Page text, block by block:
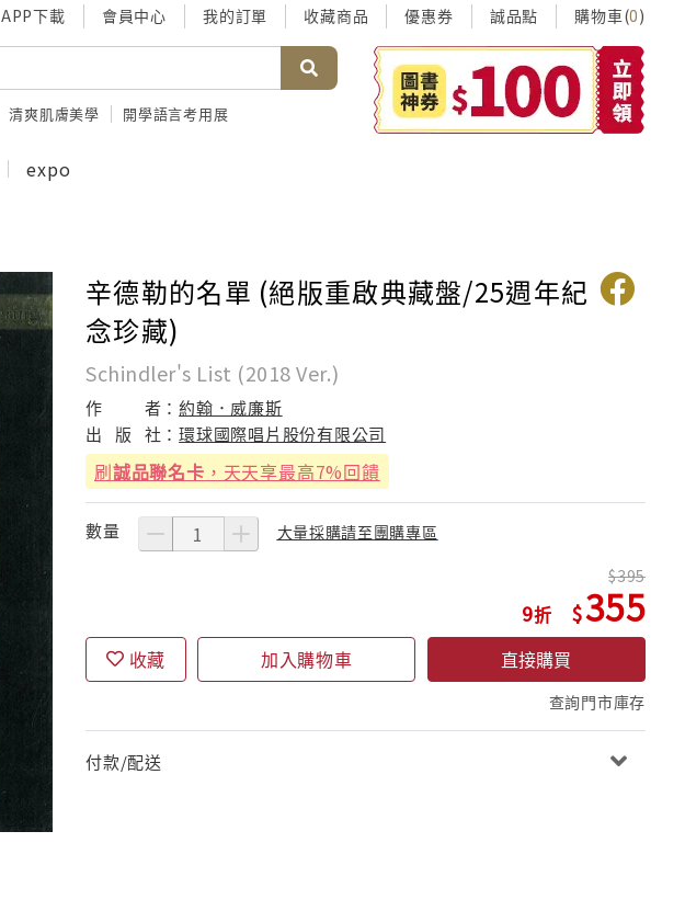
APP下載 會員中心 我的訂單 收藏商品 優惠券 誠品點 購物車(0)
清爽肌膚美學 開學語言考用展
expo
辛德勒的名單 (絕版重啟典藏盤/25週年紀
念珍藏)
Schindler's List (2018 Ver.)
作 者：約翰．威廉斯
出
版 社：環球國際唱片股份有限公司
刷誠品聯名卡 ，天天享最高7%回饋
數量 大量採購請至團購專區
9
395
355
收藏 加入購物車 直接購買
查詢門市庫存
付款/配送